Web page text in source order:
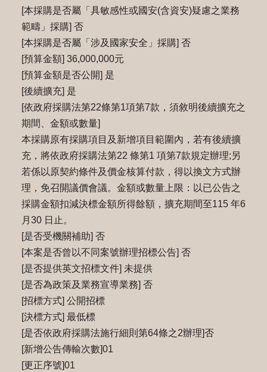
[本採購是否屬「具敏感性或國安(含資安)疑慮之業務
範疇」採購] 否
[本採購是否屬「涉及國家安全」採購] 否
[預算金額] 36,000,000元
[預算金額是否公開] 是
[後續擴充] 是
[依政府採購法第22條第1項第7款，須敘明後續擴充之
期間、金額或數量]
本採購原有採購項目及新增項目範圍內，若有後續擴
充，將依政府採購法第22 條第1 項第7款規定辦理;另
若係以原契約條件及價金核算付款，得以換文方式辦
理，免召開議價會議。金額或數量上限：以已公告之
採購金額扣減決標金額所得餘額，擴充期間至115 年6
月30 日止。
[是否受機關補助] 否
[本案是否曾以不同案號辦理招標公告] 否
[是否提供英文招標文件] 未提供
[是否為政策及業務宣導業務] 否
[招標方式] 公開招標
[決標方式] 最低標
[是否依政府採購法施行細則第64條之2辦理]否
[新增公告傳輸次數]01
[更正序號]01